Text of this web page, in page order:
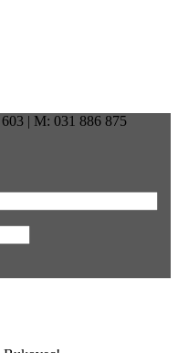
| M: 031 886 875